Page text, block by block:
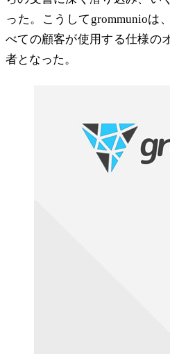
った。こうしてgrommunioは
べての顧客が使用する仕様の
者となった。